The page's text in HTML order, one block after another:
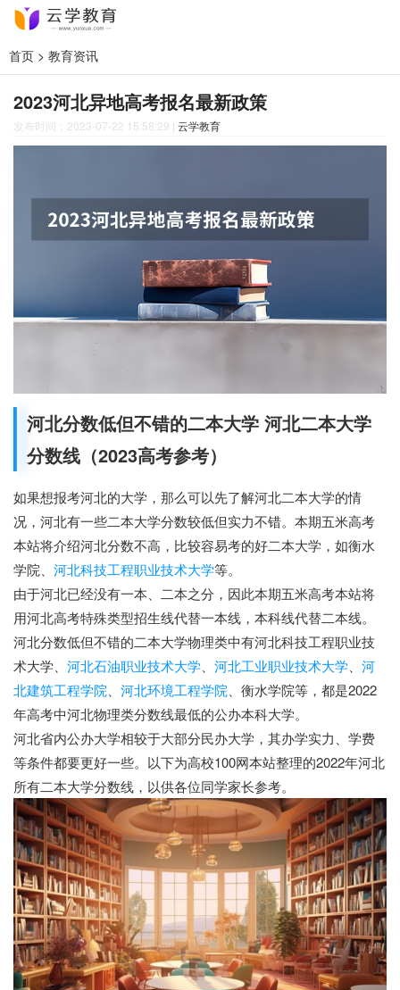
首页 > 教育资讯
2023河北异地高考报名最新政策
发布时间：2023-07-22 15:58:29 | 云学教育
河北分数低但不错的二本大学 河北二本大学
分数线（2023高考参考）
如果想报考河北的大学，那么可以先了解河北二本大学的情
况，河北有一些二本大学分数较低但实力不错。本期五米高考
本站将介绍河北分数不高，比较容易考的好二本大学，如衡水
学院、 河北科技工程职业技术大学等。
由于河北已经没有一本、二本之分，因此本期五米高考本站将
用河北高考特殊类型招生线代替一本线，本科线代替二本线。
河北分数低但不错的二本大学物理类中有河北科技工程职业技
术大学、 河北石油职业技术大学、 河北工业职业技术大学、 河
北建筑工程学院、 河北环境工程学院、衡水学院等 ，都是2022
年高考中河北物理类分数线最低的公办本科大学。
河北省内公办大学相较于大部分民办大学，其办学实力、学费
等条件都要更好一些。以下为高校100网本站整理的2022年河北
所有二本大学分数线，以供各位同学家长参考。